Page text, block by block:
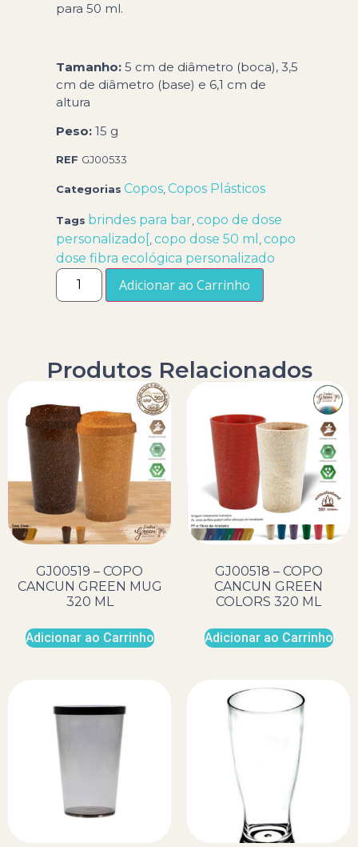
para 50 ml.
Tamanho: 5 cm de diâmetro (boca), 3,5
cm de diâmetro (base) e 6,1 cm de
altura
Peso: 15 g
REF GJ00533
Categorias Copos ,Copos Plásticos
Tags brindes para bar ,copo de dose
personalizado[ ,copo dose 50 ml ,copo
dose fibra ecológica personalizado
Adicionar ao Carrinho
Produtos Relacionados
GJ00519 – COPO
CANCUN GREEN MUG
320 ML
Adicionar ao Carrinho
GJ00518 – COPO
CANCUN GREEN
COLORS 320 ML
Adicionar ao Carrinho